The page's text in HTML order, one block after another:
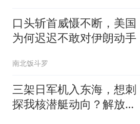
口头斩首威慑不断，美国
为何迟迟不敢对伊朗动手
南北饭斗罗
三架日军机入东海，想刺
探我核潜艇动向？解放军